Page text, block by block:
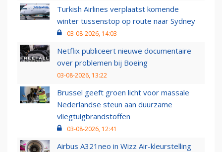
Turkish Airlines verplaatst komende
winter tussenstop op route naar Sydney
03-08-2026, 14:03
Netflix publiceert nieuwe documentaire
over problemen bij Boeing
03-08-2026, 13:22
Brussel geeft groen licht voor massale
Nederlandse steun aan duurzame
vliegtuigbrandstoffen
03-08-2026, 12:41
Airbus A321neo in Wizz Air-kleurstelling